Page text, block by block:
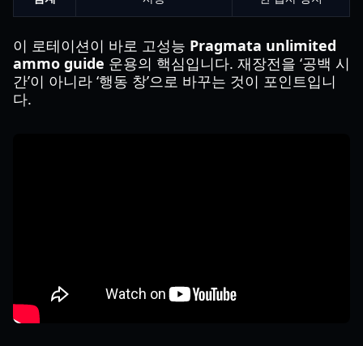
이 로테이션이 바로 고성능 Pragmata unlimited
ammo guide 운용의 핵심입니다. 재장전을 ‘공백 시
간’이 아니라 ‘행동 창’으로 바꾸는 것이 포인트입니
다.